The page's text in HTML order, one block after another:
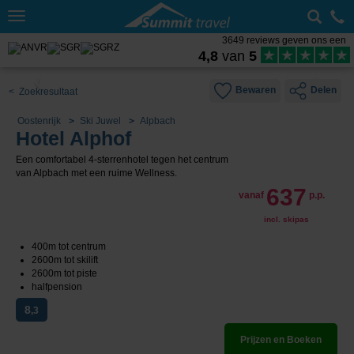
Toggle
3649 reviews geven ons een
4,8 van 5
< Zoekresultaat Bewaren Delen
Oostenrijk Ski Juwel Alpbach
Hotel Alphof
Een comfortabel 4-sterrenhotel tegen het centrum
van Alpbach met een ruime Wellness.
vanaf 637 p.p.
incl. skipas
400m tot centrum
2600m tot skilift
2600m tot piste
halfpension
8,3
Prijzen en Boeken